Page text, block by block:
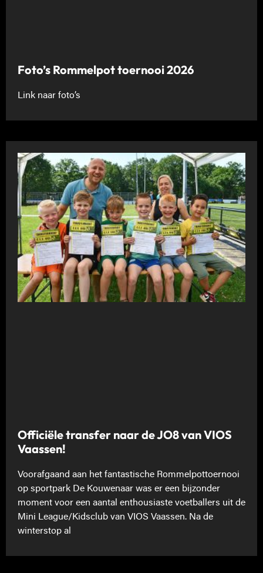
Foto’s Rommelpot toernooi 2026
Link naar foto’s
Officiële transfer naar de JO8 van VIOS
Vaassen!
Voorafgaand aan het fantastische Rommelpottoernooi
op sportpark De Kouwenaar was er een bijzonder
moment voor een aantal enthousiaste voetballers uit de
Mini League/Kidsclub van VIOS Vaassen. Na de
winterstop al